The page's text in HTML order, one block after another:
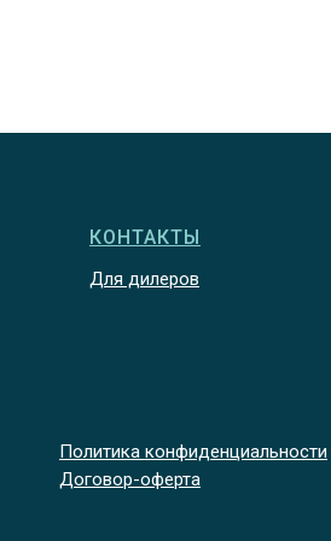
КОНТАКТЫ
Для дилеров
Политика конфиденциальности
Договор-оферта